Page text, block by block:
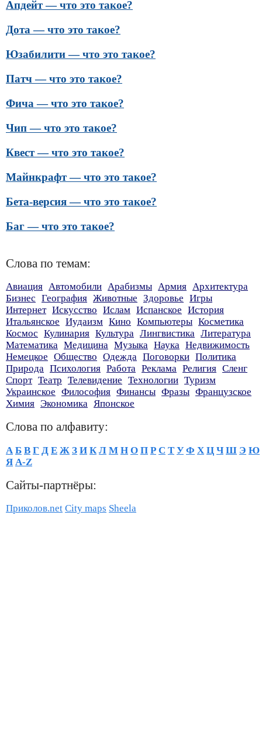
Апдейт — что это такое?
Дота — что это такое?
Юзабилити — что это такое?
Патч — что это такое?
Фича — что это такое?
Чип — что это такое?
Квест — что это такое?
Майнкрафт — что это такое?
Бета-версия — что это такое?
Баг — что это такое?
Слова по темам:
Авиация Автомобили Арабизмы Армия Архитектура
Бизнес География Животные Здоровье Игры
Интернет Искусство Ислам Испанское История
Итальянское Иудаизм Кино Компьютеры Косметика
Космос Кулинария Культура Лингвистика Литература
Математика Медицина Музыка Наука Недвижимость
Немецкое Общество Одежда Поговорки Политика
Природа Психология Работа Реклама Религия Сленг
Спорт Театр Телевидение Технологии Туризм
Украинское Философия Финансы Фразы Французское
Химия Экономика Японское
Слова по алфавиту:
А Б В Г Д Е Ж З И К Л М Н О П Р С Т У Ф Х Ц Ч Ш Э Ю
Я A-Z
Сайты-партнёры:
Приколов.net City maps Sheela